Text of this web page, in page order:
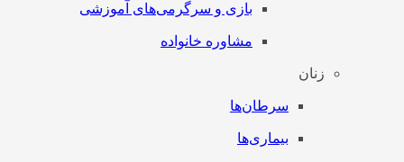
بازی و سرگرمی‌های آموزشی
مشاوره خانواده
زنان
سرطان‌‌ها
بیماری‌ها